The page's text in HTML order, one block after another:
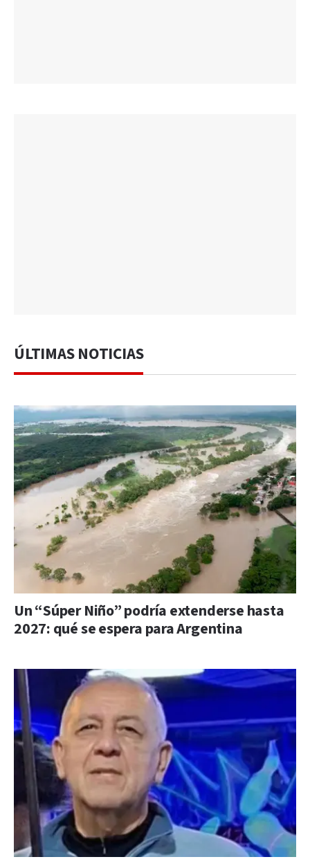
ÚLTIMAS NOTICIAS
Un “Súper Niño” podría extenderse hasta
2027: qué se espera para Argentina